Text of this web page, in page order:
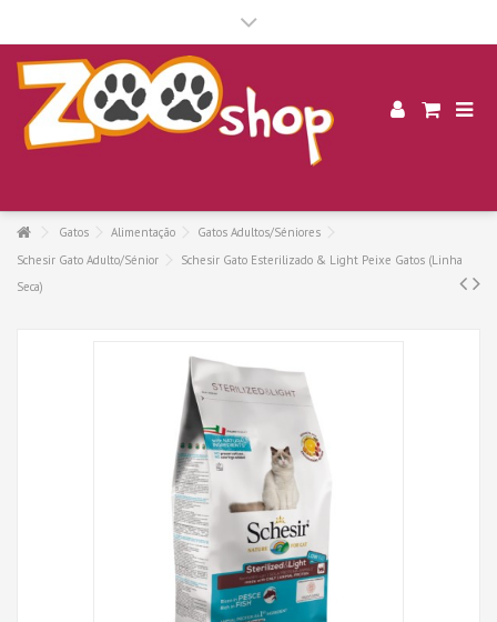
Gatos Alimentação
Gatos Adultos/Séniores
Schesir Gato Adulto/Sénior
Schesir Gato Esterilizado & Light Peixe Gatos (Linha
Seca)